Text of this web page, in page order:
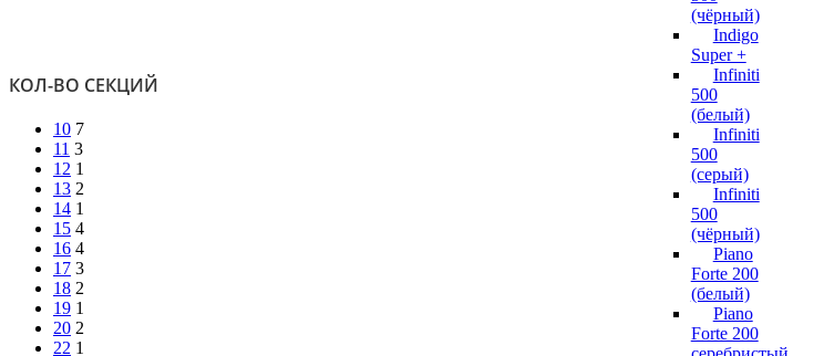
(чёрный)
Indigo
Super +
Infiniti
500
(белый)
Infiniti
500
(серый)
Infiniti
500
(чёрный)
Piano
Forte 200
(белый)
Piano
Forte 200
КОЛ-ВО СЕКЦИЙ
10 7
11 3
12 1
13 2
14 1
15 4
16 4
17 3
18 2
19 1
20 2
22 1